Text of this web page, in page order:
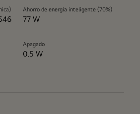
Ahorro de energía inteligente (70%)
77 W
Apagado
0.5 W